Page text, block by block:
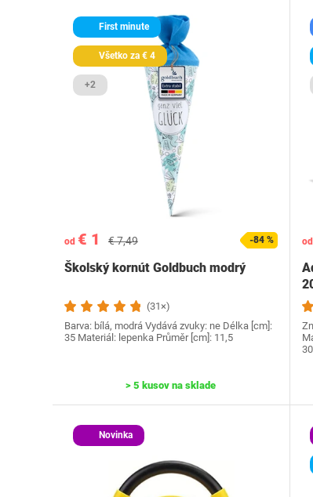
First minute
Všetko za € 4
+2
od € 1 € 7,49 -84 %
Školský kornút Goldbuch modrý
(31×)
Barva: bílá, modrá Vydává zvuky: ne Délka [cm]:
35 Materiál: lepenka Průměr [cm]: 11,5
> 5 kusov na sklade
od
Novinka